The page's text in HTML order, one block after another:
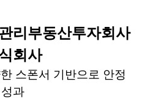
리부동산투자회사
회사
스폰서 기반으로 안정
성과